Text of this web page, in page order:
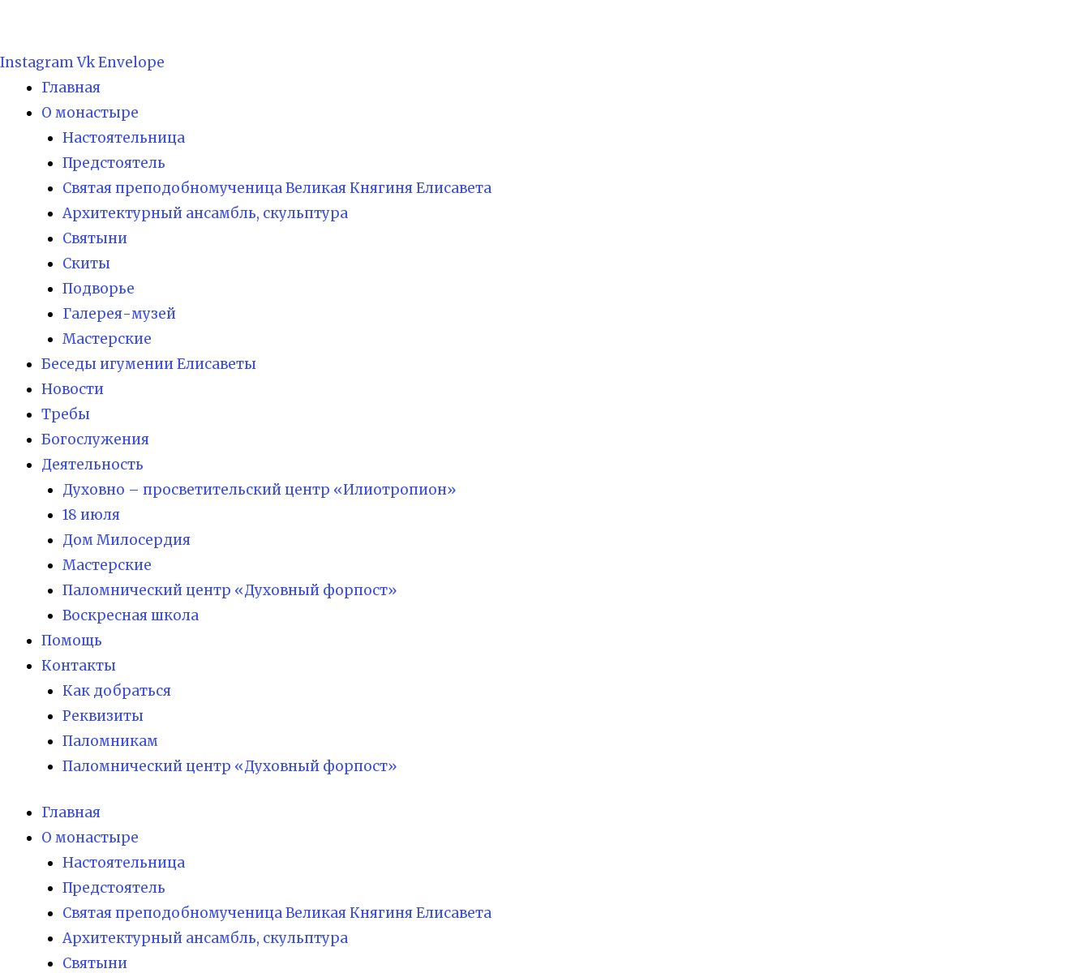
InstagramVkEnvelope
Главная
О монастыре
Настоятельница
Предстоятель
Святая преподобномученица Великая Княгиня Елисавета
Архитектурный ансамбль, скульптура
Святыни
Скиты
Подворье
Галерея-музей
Мастерские
Беседы игумении Елисаветы
Новости
Требы
Богослужения
Деятельность
Духовно – просветительский центр «Илиотропион»
18 июля
Дом Милосердия
Мастерские
Паломнический центр «Духовный форпост»
Воскресная школа
Помощь
Контакты
Как добраться
Реквизиты
Паломникам
Паломнический центр «Духовный форпост»
Главная
О монастыре
Настоятельница
Предстоятель
Святая преподобномученица Великая Княгиня Елисавета
Архитектурный ансамбль, скульптура
Святыни